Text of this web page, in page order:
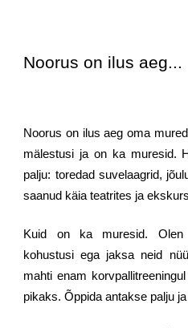
Noorus on ilus aeg...
Noorus on ilus aeg oma
mälestusi ja on ka muresid.
palju: toredad suvelaagrid,
saanud käia teatrites ja
Kuid on ka muresid. Olen
kohustusi ega jaksa neid
mahti enam
pikaks. Õppida antakse palju